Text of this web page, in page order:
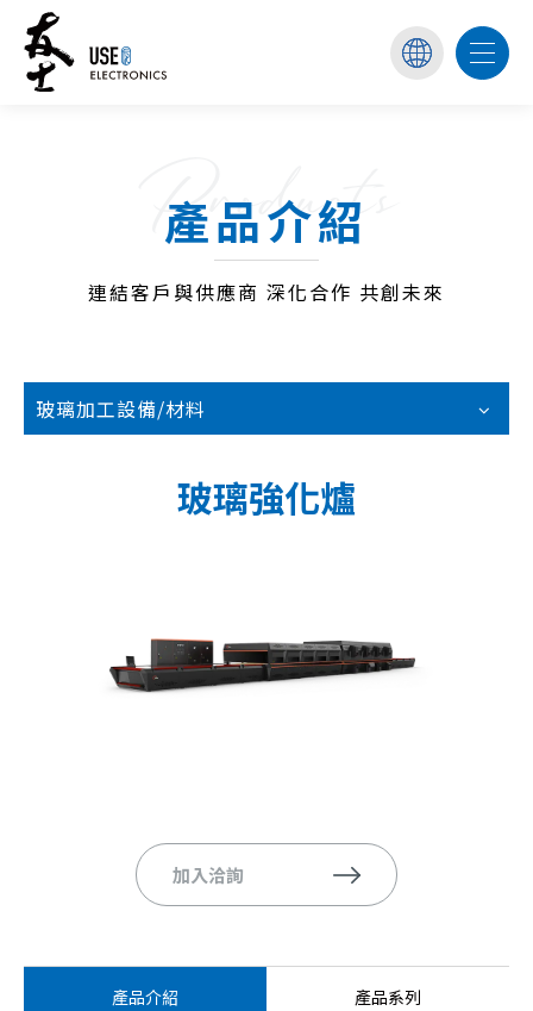
Products
產品介紹
連結客戶與供應商 深化合作 共創未來
玻璃加工設備/材料
玻璃強化爐
加入洽詢
產品介紹 產品系列